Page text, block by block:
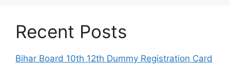
Recent Posts
Bihar Board 10th 12th Dummy Registration Card